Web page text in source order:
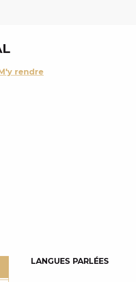
M'y rendre
LANGUES PARLÉES
LANGUES PARLÉES